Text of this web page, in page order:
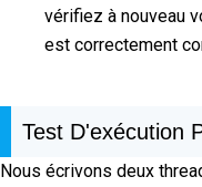
vérifiez à nouveau
est correctement
Test D'exécution
Nous écrivons deux